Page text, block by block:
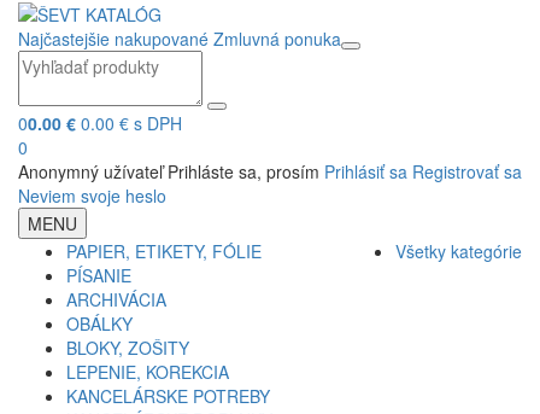
Najčastejšie nakupované Zmluvná ponuka
00.00 € 0.00 € s DPH
0
Anonymný užívateľ Prihláste sa, prosím Prihlásiť sa Registrovať sa
Neviem svoje heslo
MENU
PAPIER, ETIKETY, FÓLIE
PÍSANIE
ARCHIVÁCIA
OBÁLKY
BLOKY, ZOŠITY
LEPENIE, KOREKCIA
KANCELÁRSKE POTREBY
Všetky kategórie